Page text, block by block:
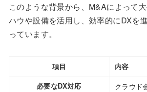
このような背景から、M&Aによって
ハウや設備を活用し、効率的にDXを
っています。
項目
内容
必要なDX対応
クラウド